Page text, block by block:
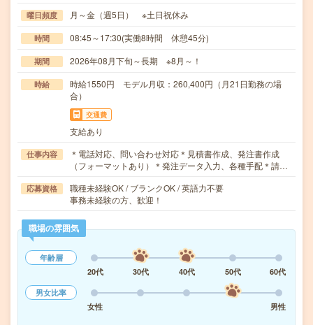
曜日頻度 月～金（週5日） ※土日祝休み
時間 08:45～17:30(実働8時間 休憩45分)
期間 2026年08月下旬～長期 ※8月～！
時給
時給1550円 モデル月収：260,400円（月21日勤務の場
合）
交通費
支給あり
仕事内容
＊電話対応、問い合わせ対応＊見積書作成、発注書作成
（フォーマットあり）＊発注データ入力、各種手配＊請…
応募資格
職種未経験OK / ブランクOK / 英語力不要
事務未経験の方、歓迎！
職場の雰囲気
年齢層
20代
30代 40代 50代
60代
男女比率
女性
男性